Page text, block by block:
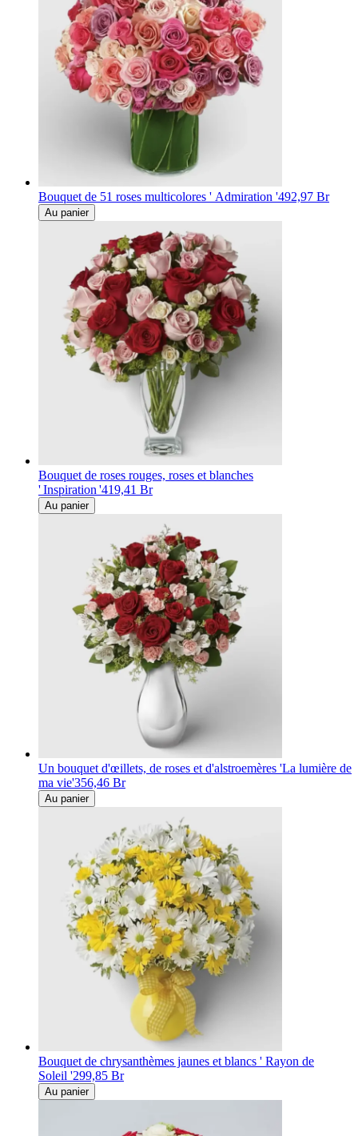
Bouquet de 51 roses multicolores ' Admiration '492,97 Br
Au panier
Bouquet de roses rouges, roses et blanches
' Inspiration '419,41 Br
Au panier
Un bouquet d'œillets, de roses et d'alstroemères 'La lumière de
ma vie'356,46 Br
Au panier
Bouquet de chrysanthèmes jaunes et blancs ' Rayon de
Soleil '299,85 Br
Au panier